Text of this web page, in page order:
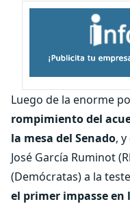
Luego de la enorme
rompimiento del
la mesa del Senado,
José García Ruminot
(Demócratas) a la
el primer impasse en